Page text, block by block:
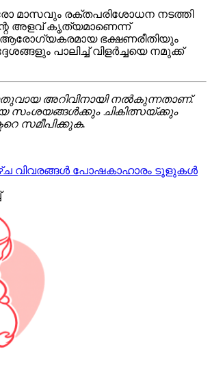
രക്തപരിശോധന നടത്തി
അളവ് കൃത്യമാണെന്ന്
ഭക്ഷണരീതിയും
പാലിച്ച് വിളർച്ചയെ നമുക്ക്
അറിവിനായി നൽകുന്നതാണ്.
ചികിത്സയ്ക്കും
സമീപിക്കുക.
വിവരങ്ങൾ പോഷകാഹാരം ടൂളുകൾ